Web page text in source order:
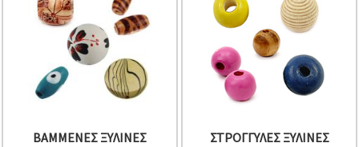
ΒΑΜΜΈΝΕΣ ΞΎΛΙΝΕΣ
ΣΤΡΟΓΓΥΛΈΣ ΞΎΛΙΝΕΣ